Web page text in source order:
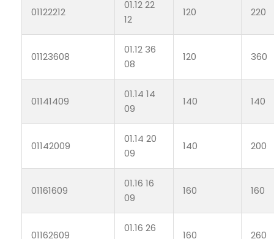
01122212
01.12 22
12
120 220
01123608
01.12 36
08
120 360
01141409
01.14 14
09
140 140
01142009
01.14 20
09
140 200
01161609
01.16 16
09
160 160
01162609
01.16 26
160 260